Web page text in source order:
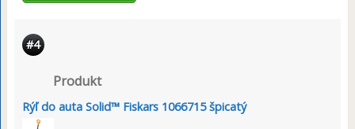
#4
Produkt
Rýľ do auta Solid™ Fiskars 1066715 špicatý